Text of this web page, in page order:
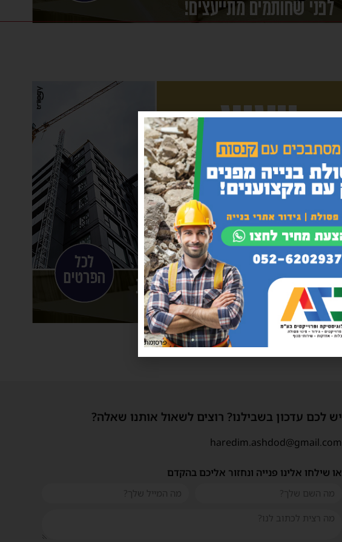
יש לכם עדכון בשבילנו? רוצים לשאול אותנו שאלה?
haredim.ashdod@gmail.com
או שילחו אלינו פנייה ונחזור אליכם בהקדם
פרסומת